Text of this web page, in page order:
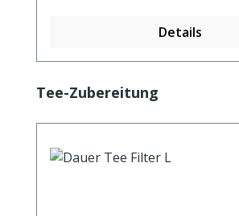
Details
Produktgalerie überspringen
Tee-Zubereitung